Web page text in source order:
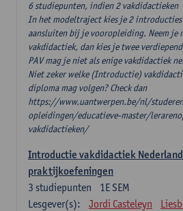
6 studiepunten, indien 2 vakdidactieken
In het modeltraject kies je 2
aansluiten bij je vooropleiding. Neem je
vakdidactiek, dan kies je twee
PAV mag je niet als enige vakdidactiek
Niet zeker welke (Introductie)
diploma mag volgen? Check dan
https://www.uantwerpen.be/nl/
opleidingen/educatieve-master/
vakdidactieken/
Introductie vakdidactiek
praktijkoefeningen
1E SEM
3 studiepunten
Lesgever(s):
Jordi Casteleyn